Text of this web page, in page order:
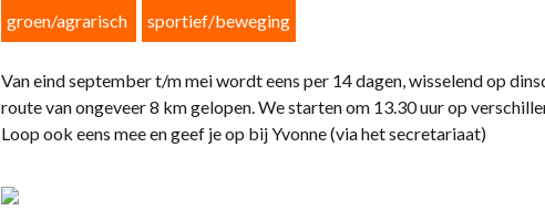
groen/agrarisch sportief/beweging
Van eind september t/m mei wordt eens per 14 dagen, wisselend op
route van ongeveer 8 km gelopen. We starten om 13.30 uur op
Loop ook eens mee en geef je op bij Yvonne (via het secretariaat)